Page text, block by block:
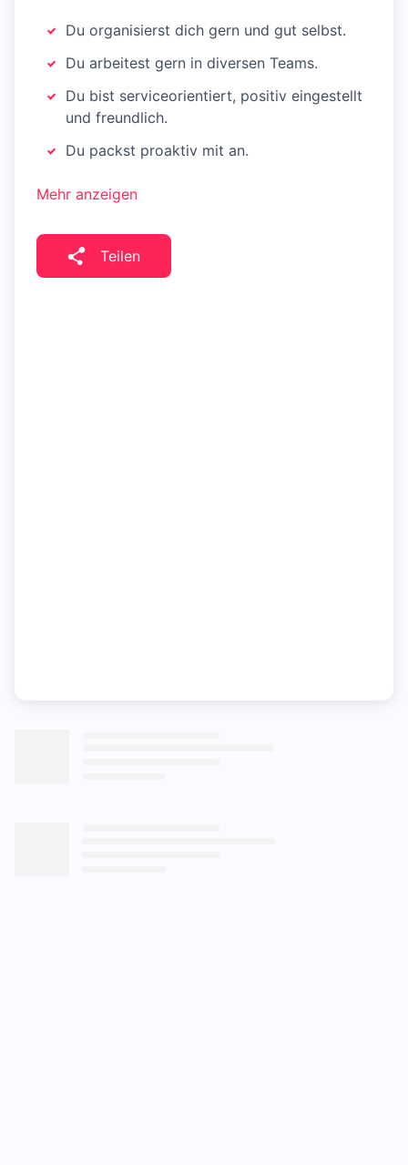
Du organisierst dich gern und gut selbst.
Du arbeitest gern in diversen Teams.
Du bist serviceorientiert, positiv eingestellt
und freundlich.
Du packst proaktiv mit an.
Mehr anzeigen
Teilen